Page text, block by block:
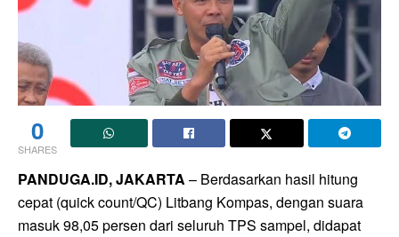
0
SHARES
PANDUGA.ID, JAKARTA – Berdasarkan hasil hitung
cepat (quick count/QC) Litbang Kompas, dengan suara
masuk 98,05 persen dari seluruh TPS sampel, didapat